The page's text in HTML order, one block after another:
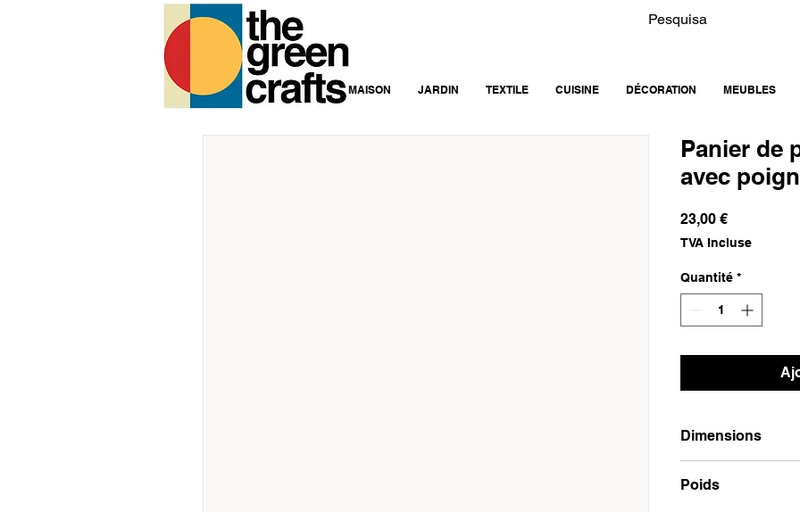
MAISON JARDIN TEXTILE CUISINE DÉCORATION MEUBLES
Panier de
avec
23,00 €Prix
TVA Incluse
Quantité *
Dimensions
Poids